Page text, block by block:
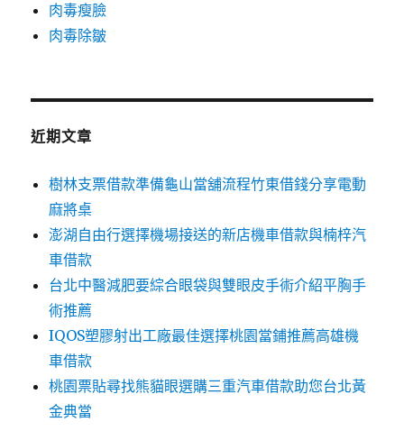
肉毒瘦臉
肉毒除皺
近期文章
樹林支票借款準備龜山當舖流程竹東借錢分享電動
麻將桌
澎湖自由行選擇機場接送的新店機車借款與楠梓汽
車借款
台北中醫減肥要綜合眼袋與雙眼皮手術介紹平胸手
術推薦
IQOS塑膠射出工廠最佳選擇桃園當鋪推薦高雄機
車借款
桃園票貼尋找熊貓眼選購三重汽車借款助您台北黃
金典當